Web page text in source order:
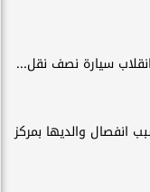
انفصال والديها بمركز